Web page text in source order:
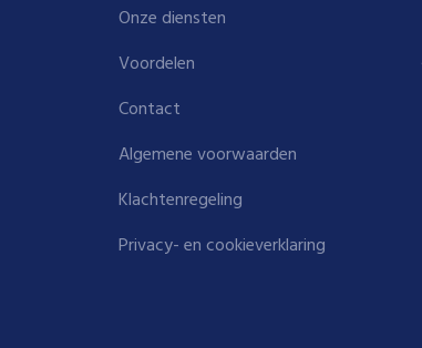
Onze diensten
Voordelen
Contact
Algemene voorwaarden
Klachtenregeling
Privacy- en cookieverklaring